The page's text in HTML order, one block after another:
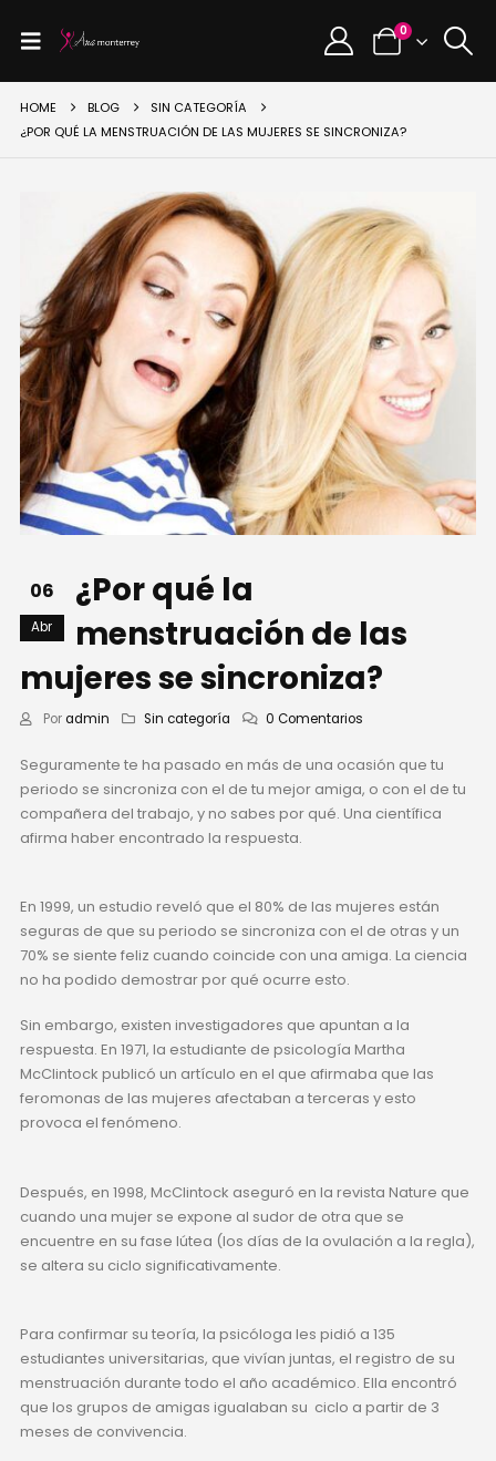
0
HOME BLOG
SIN CATEGORÍA
¿POR QUÉ LA MENSTRUACIÓN DE LAS MUJERES SE SINCRONIZA?
06
Abr
¿Por qué la
menstruación de las
mujeres se sincroniza?
Por admin Sin categoría 0 Comentarios
Seguramente te ha pasado en más de una ocasión que tu
periodo se sincroniza con el de tu mejor amiga, o con el de tu
compañera del trabajo, y no sabes por qué. Una científica
afirma haber encontrado la respuesta.
En 1999, un estudio reveló que el 80% de las mujeres están
seguras de que su periodo se sincroniza con el de otras y un
70% se siente feliz cuando coincide con una amiga. La ciencia
no ha podido demostrar por qué ocurre esto.
Sin embargo, existen investigadores que apuntan a la
respuesta. En 1971, la estudiante de psicología Martha
McClintock publicó un artículo en el que afirmaba que las
feromonas de las mujeres afectaban a terceras y esto
provoca el fenómeno.
Después, en 1998, McClintock aseguró en la revista Nature que
cuando una mujer se expone al sudor de otra que se
encuentre en su fase lútea (los días de la ovulación a la regla),
se altera su ciclo significativamente.
Para confirmar su teoría, la psicóloga les pidió a 135
estudiantes universitarias, que vivían juntas, el registro de su
menstruación durante todo el año académico. Ella encontró
que los grupos de amigas igualaban su ciclo a partir de 3
meses de convivencia.